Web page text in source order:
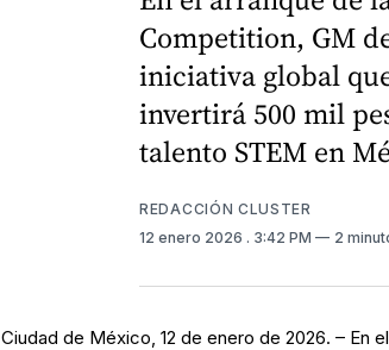
Competition, GM
iniciativa global
invertirá 500 mil
talento STEM en
REDACCIÓN CLUSTER
12 enero 2026 . 3:42 PM 2
Ciudad de México, 12 de enero de 2026. – En